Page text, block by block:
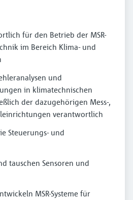
für den Betrieb der MSR-
im Bereich Klima- und
und
in klimatechnischen
der dazugehörigen Mess-,
verantwortlich
Steuerungs- und
tauschen Sensoren und
MSR-Systeme für